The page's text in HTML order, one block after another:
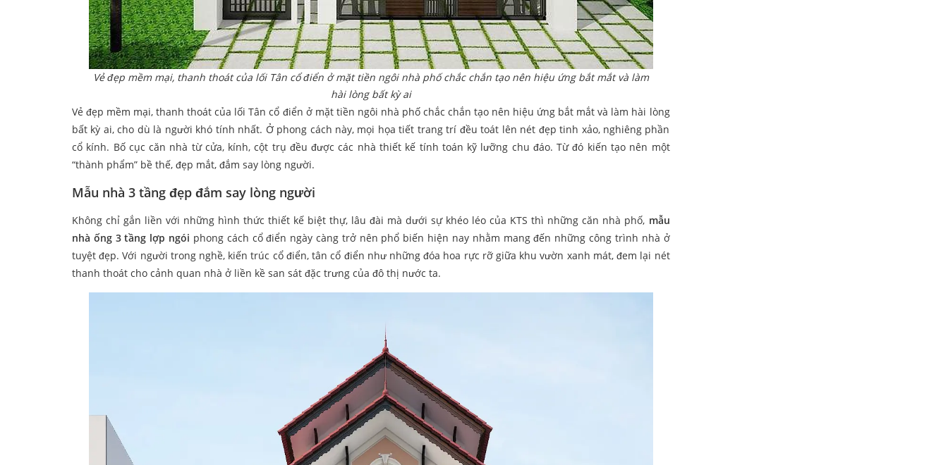
Vẻ đẹp mềm mại, thanh thoát của lối Tân cổ điển ở mặt tiền ngôi nhà phố chắc chắn tạo nên hiệu ứng bắt mắt và làm
hài lòng bất kỳ ai
Vẻ đẹp mềm mại, thanh thoát của lối Tân cổ điển ở mặt tiền ngôi nhà phố chắc chắn tạo nên hiệu ứng bắt mắt và làm hài lòng
bất kỳ ai, cho dù là người khó tính nhất. Ở phong cách này, mọi họa tiết trang trí đều toát lên nét đẹp tinh xảo, nghiêng phần
cổ kính. Bố cục căn nhà từ cửa, kính, cột trụ đều được các nhà thiết kế tính toán kỹ lưỡng chu đáo. Từ đó kiến tạo nên một
“thành phẩm” bề thế, đẹp mắt, đắm say lòng người.
Mẫu nhà 3 tầng đẹp đắm say lòng người
Không chỉ gắn liền với những hình thức thiết kế biệt thự, lâu đài mà dưới sự khéo léo của KTS thì những căn nhà phố, mẫu
nhà ống 3 tầng lợp ngói phong cách cổ điển ngày càng trở nên phổ biến hiện nay nhằm mang đến những công trình nhà ở
tuyệt đẹp. Với người trong nghề, kiến trúc cổ điển, tân cổ điển như những đóa hoa rực rỡ giữa khu vườn xanh mát, đem lại nét
thanh thoát cho cảnh quan nhà ở liền kề san sát đặc trưng của đô thị nước ta.